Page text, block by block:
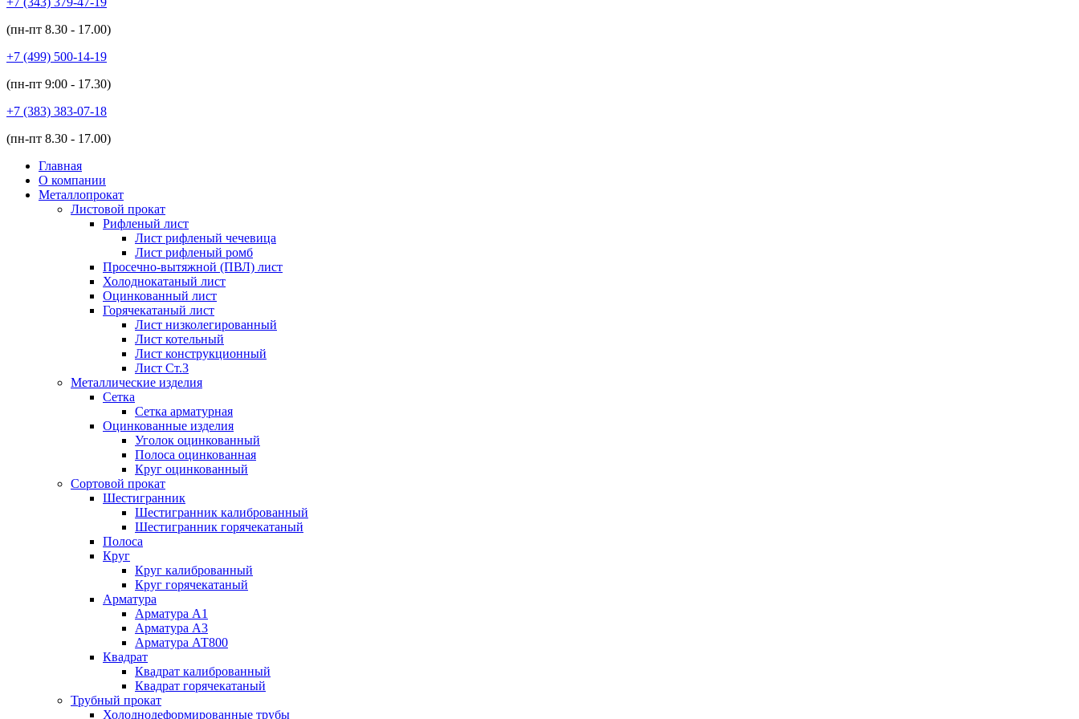
(пн-пт 8.30 - 17.00)
+7 (499) 500-14-19
(пн-пт 9:00 - 17.30)
+7 (383) 383-07-18
(пн-пт 8.30 - 17.00)
Главная
О компании
Металлопрокат
Листовой прокат
Рифленый лист
Лист рифленый чечевица
Лист рифленый ромб
Просечно-вытяжной (ПВЛ) лист
Холоднокатаный лист
Оцинкованный лист
Горячекатаный лист
Лист низколегированный
Лист котельный
Лист конструкционный
Лист Ст.3
Металлические изделия
Сетка
Сетка арматурная
Оцинкованные изделия
Уголок оцинкованный
Полоса оцинкованная
Круг оцинкованный
Сортовой прокат
Шестигранник
Шестигранник калиброванный
Шестигранник горячекатаный
Полоса
Круг
Круг калиброванный
Круг горячекатаный
Арматура
Арматура А1
Арматура А3
Арматура АТ800
Квадрат
Квадрат калиброванный
Квадрат горячекатаный
Трубный прокат
Холоднодеформированные трубы